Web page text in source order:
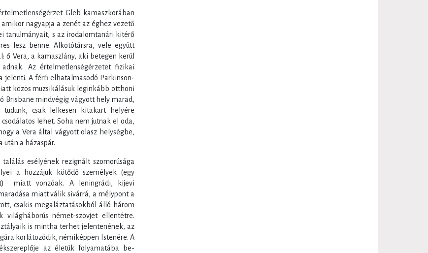
Gleb kamaszkorában
nagyapja a zenét az éghez vezető
tanulmányait, s az irodalomtanári kitérő
lesz benne. Alkotótársra, vele együtt
Vera, a kamaszlány, aki betegen kerül
Az értelmetlenségérzetet fizikai
jelenti. A férfi elhatalmasodó Parkinson-
közös muzsikálásuk leginkább otthoni
Brisbane mindvégig vágyott hely marad,
csak lelkesen kitakart helyére
lehet. Soha nem jutnak el oda,
a Vera által vágyott olasz helységbe,
után a házaspár.
esélyének rezignált szomorúsága
a hozzájuk kötődő személyek (egy
miatt vonzóak. A leningrádi, kijevi
miatt válik sivárrá, a mélypont a
csakis megaláztatásokból álló három
német-szovjet ellentétre.
is mintha terhet jelentenének, az
korlátozódik, némiképpen Istenére. A
az életük folyamatába be-